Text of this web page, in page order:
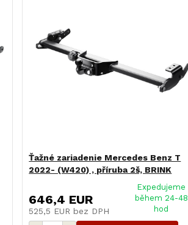
Ťažné zariadenie Mercedes Benz T
2022- (W420) , příruba 2š, BRINK
646,4 EUR
525,5 EUR bez DPH
Expedujeme
během 24-48
hod